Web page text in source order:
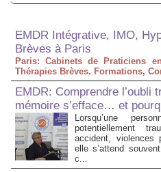
EMDR Intégrative, IMO,
Brèves à Paris
Paris: Cabinets de Praticiens
Thérapies Brèves. Formations,
EMDR: Comprendre l’oubli
mémoire s’efface… et
Lorsqu’une
potentiellement
accident, violences
elle s’attend
c...